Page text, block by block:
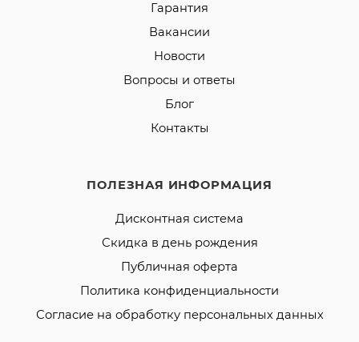
Гарантия
Вакансии
Новости
Вопросы и ответы
Блог
Контакты
ПОЛЕЗНАЯ ИНФОРМАЦИЯ
Дисконтная система
Скидка в день рождения
Публичная оферта
Политика конфиденциальности
Согласие на обработку персональных данных